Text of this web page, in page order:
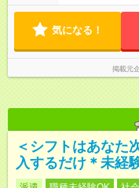
気になる！
掲載元
＜シフトはあなた
入するだけ＊未経